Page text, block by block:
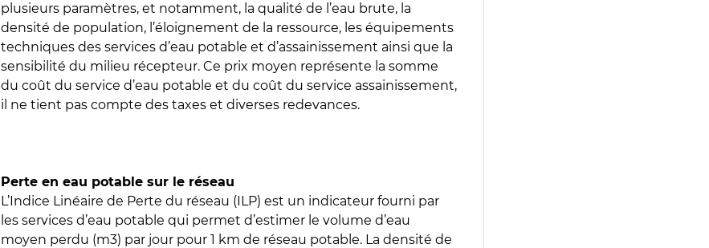
plusieurs paramètres, et notamment, la qualité de l’eau brute, la
densité de population, l’éloignement de la ressource, les équipements
techniques des services d’eau potable et d’assainissement ainsi que la
sensibilité du milieu récepteur. Ce prix moyen représente la somme
du coût du service d’eau potable et du coût du service assainissement,
il ne tient pas compte des taxes et diverses redevances.
Perte en eau potable sur le réseau
L’Indice Linéaire de Perte du réseau (ILP) est un indicateur fourni par
les services d’eau potable qui permet d’estimer le volume d’eau
moyen perdu (m3) par jour pour 1 km de réseau potable. La densité de